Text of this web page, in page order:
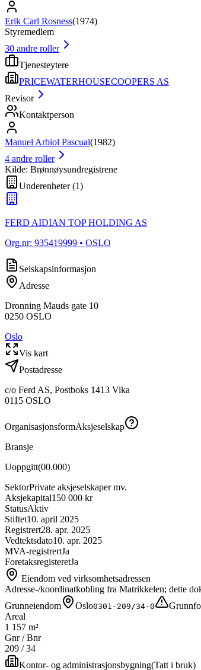
Erik Carl Rosness(1974)
Styremedlem
30 andre roller
Tjenesteytere
PRICEWATERHOUSECOOPERS AS
Revisor
Kontaktperson
Manuel Arbiol Pascual(1982)
4 andre roller
Kilde: Brønnøysundregistrene
Underenheter(1)
FERD AIDIAN TOP HOLDING AS
Org.nr: 935419999 • OSLO
Selskapsinformasjon
Adresse
Dronning Mauds gate 10
0250 OSLO
Oslo
Vis kart
Postadresse
c/o Ferd AS, Postboks 1413 Vika
0115 OSLO
OrganisasjonsformAksjeselskap
Bransje
Uoppgitt(00.000)
SektorPrivate aksjeselskaper mv.
Aksjekapital150 000 kr
StatusAktiv
Stiftet10. april 2025
Registrert28. apr. 2025
Vedtektsdato10. apr. 2025
MVA-registrertJa
ForetaksregisteretJa
Eiendom ved virksomhetsadressen
Adresse-/koordinatkobling fra Matrikkelen; dette
Grunneiendom
Oslo0301-209/34-0
Areal
1 157 m²
Gnr / Bnr
209 /34
Kontor- og administrasjonsbygning(Tatt i bruk)